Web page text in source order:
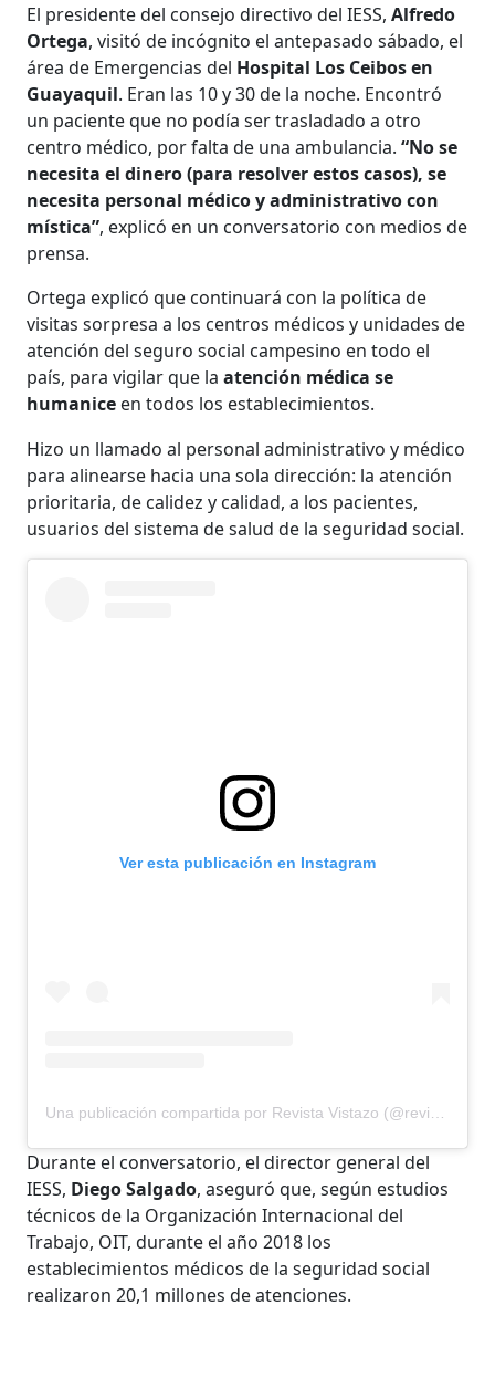
El presidente del consejo directivo del IESS,Alfredo
Ortega, visitó de incógnito el antepasado sábado, el
área de Emergencias del Hospital Los Ceibos en
Guayaquil. Eran las 10 y 30 de la noche. Encontró
un paciente que no podía ser trasladado a otro
centro médico, por falta de una ambulancia.“No se
necesita el dinero (para resolver estos casos), se
necesita personal médico y administrativo con
mística”, explicó en un conversatorio con medios de
prensa.
Ortega explicó que continuará con la política de
visitas sorpresa a los centros médicos y unidades de
atención del seguro social campesino en todo el
país, para vigilar que laatención médica se
humanice en todos los establecimientos.
Hizo un llamado al personal administrativo y médico
para alinearse hacia una sola dirección: la atención
prioritaria, de calidez y calidad, a los pacientes,
usuarios del sistema de salud de la seguridad social.
Ver esta publicación en Instagram
Durante el conversatorio, el director general del
IESS, Diego Salgado, aseguró que, según estudios
técnicos de la Organización Internacional del
Trabajo, OIT, durante el año 2018 los
establecimientos médicos de la seguridad social
realizaron 20,1 millones de atenciones.